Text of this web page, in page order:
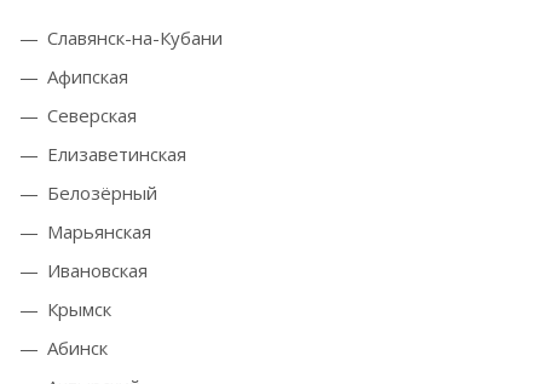
Славянск-на-Кубани
Афипская
Северская
Елизаветинская
Белозёрный
Марьянская
Ивановская
Крымск
Абинск